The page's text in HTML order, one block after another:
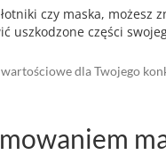
czy maska, możesz
uszkodzone części
dla Twojego